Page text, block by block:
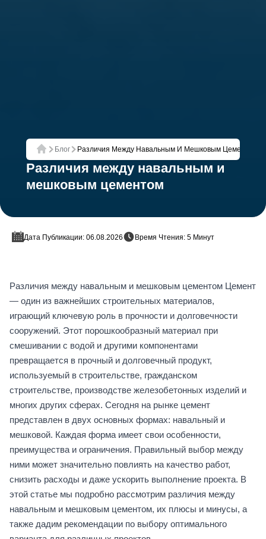
Главная
Блог Различия Между Навальным И Мешковым Цементом
Различия между навальным и
мешковым цементом
Дата Публикации: 06.08.2026 Время Чтения: 5 Минут
Различия между навальным и мешковым цементом Цемент
— один из важнейших строительных материалов,
играющий ключевую роль в прочности и долговечности
сооружений. Этот порошкообразный материал при
смешивании с водой и другими компонентами
превращается в прочный и долговечный продукт,
используемый в строительстве, гражданском
строительстве, производстве железобетонных изделий и
многих других сферах. Сегодня на рынке цемент
представлен в двух основных формах: навальный и
мешковой. Каждая форма имеет свои особенности,
преимущества и ограничения. Правильный выбор между
ними может значительно повлиять на качество работ,
снизить расходы и даже ускорить выполнение проекта. В
этой статье мы подробно рассмотрим различия между
навальным и мешковым цементом, их плюсы и минусы, а
также дадим рекомендации по выбору оптимального